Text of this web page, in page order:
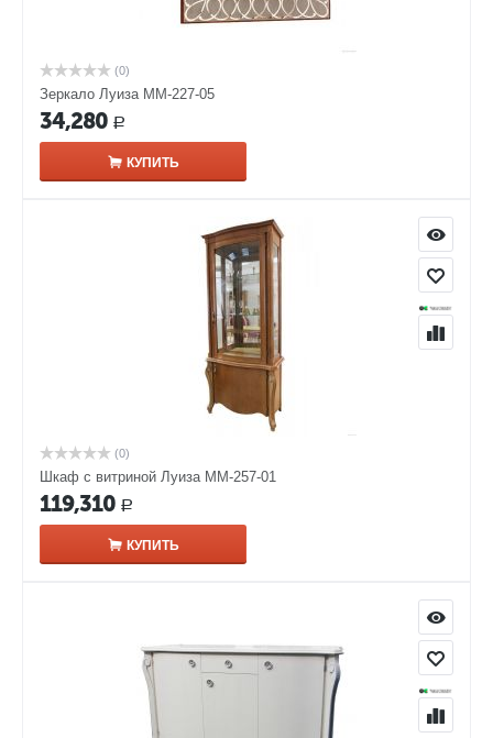
(0)
Зеркало Луиза ММ-227-05
34,280 Р
КУПИТЬ
(0)
Шкаф с витриной Луиза ММ-257-01
119,310 Р
КУПИТЬ